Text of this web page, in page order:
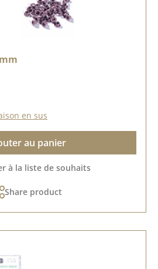
en sus
au panier
à la liste de souhaits
Share product